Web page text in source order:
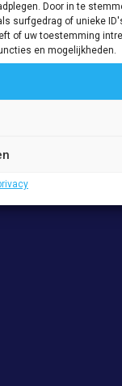
Door in te
surfgedrag of unieke
of uw toestemming
en mogelijkheden.
1-polig